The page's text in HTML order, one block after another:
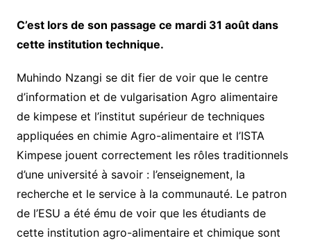
C’est lors de son passage ce mardi 31 août dans
cette institution technique.
Muhindo Nzangi se dit fier de voir que le centre
d’information et de vulgarisation Agro alimentaire
de kimpese et l’institut supérieur de techniques
appliquées en chimie Agro-alimentaire et l’ISTA
Kimpese jouent correctement les rôles traditionnels
d’une université à savoir : l’enseignement, la
recherche et le service à la communauté. Le patron
de l’ESU a été ému de voir que les étudiants de
cette institution agro-alimentaire et chimique sont